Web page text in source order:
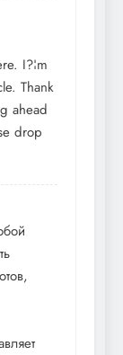
I?¦m
Thank
ahead
drop